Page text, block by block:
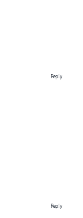
Reply
Reply